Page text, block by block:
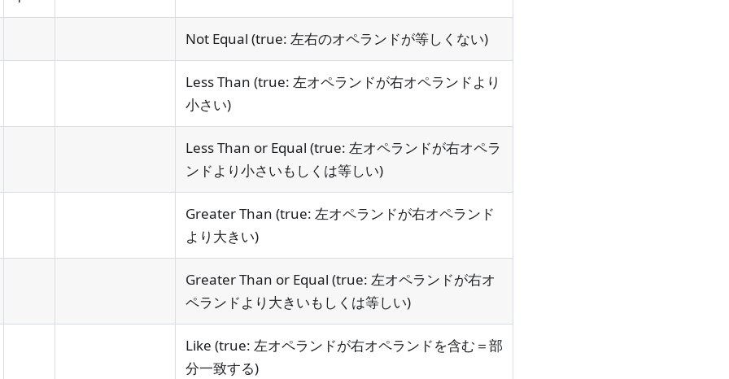
Not Equal (true: 左右のオペランドが等しくない)
Less Than (true: 左オペランドが右オペランドより
小さい)
Less Than or Equal (true: 左オペランドが右オペラ
ンドより小さいもしくは等しい)
Greater Than (true: 左オペランドが右オペランド
より大きい)
Greater Than or Equal (true: 左オペランドが右オ
ペランドより大きいもしくは等しい)
Like (true: 左オペランドが右オペランドを含む＝部
分一致する)